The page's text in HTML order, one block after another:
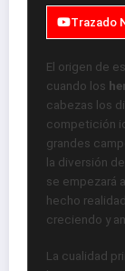
Trazado
El origen de
cuando los
cabezas los
competición
grandes
la diversión
se empezará
hecho
creciendo y
La cualidad